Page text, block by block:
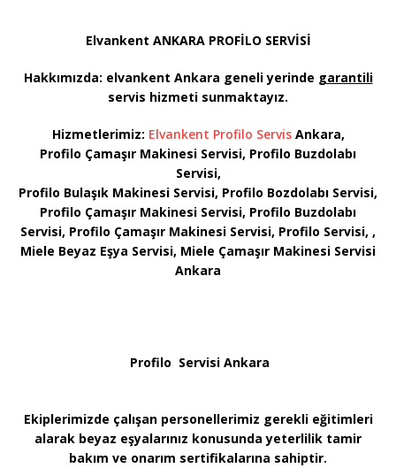
Elvankent ANKARA PROFİLO SERVİSİ
Hakkımızda: elvankent Ankara geneli yerinde garantili
servis hizmeti sunmaktayız.
Hizmetlerimiz: Elvankent Profilo ServisAnkara,
Profilo Çamaşır Makinesi Servisi, Profilo Buzdolabı
Servisi,
Profilo Bulaşık Makinesi Servisi, Profilo Bozdolabı Servisi,
Profilo Çamaşır Makinesi Servisi, Profilo Buzdolabı
Servisi, Profilo Çamaşır Makinesi Servisi, Profilo Servisi, ,
Miele Beyaz Eşya Servisi, Miele Çamaşır Makinesi Servisi
Ankara
Profilo Servisi Ankara
Ekiplerimizde çalışan personellerimiz gerekli eğitimleri
alarak beyaz eşyalarınız konusunda yeterlilik tamir
bakım ve onarım sertifikalarına sahiptir.